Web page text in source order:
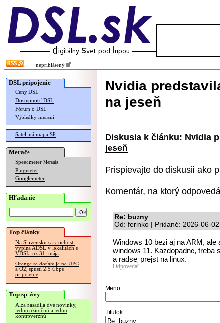
neprihlásený
DSL pripojenie
Ceny DSL
Dostupnosť DSL
Fórum o DSL
Výsledky meraní
Satelitná mapa SR
Merače
Speedmeter Merania
Pingmeter
Googlemeter
Hľadanie
Top články
Na Slovensku sa v tichosti
vypína ADSL v lokalitách s
VDSL, už 31. mája
Orange sa doťahuje na UPC
a O2, spustí 2.5 Gbps
pripojenie
Top správy
Alza nasadila dve novinky,
jednu užitočnú a jednu
kontroverznú
Nvidia
na jeseň
Diskusia k článku: Nvidia
jeseň
Prispievajte do diskusií ako
Komentár, na ktorý
Re: buzny
Od: ferinko | Pridané: 2026-06-
Windows 10 bezi aj na ARM, ale
windows 11. Kazdopadne, treba
a radsej prejst na linux.
Odpovedať
Meno:
Titulok: